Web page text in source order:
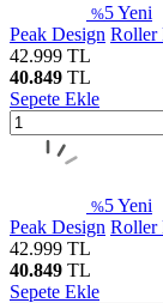
%5Yeni
Peak Design Roller
42.999 TL
40.849 TL
Sepete Ekle
%5Yeni
Peak Design Roller
42.999 TL
40.849 TL
Sepete Ekle